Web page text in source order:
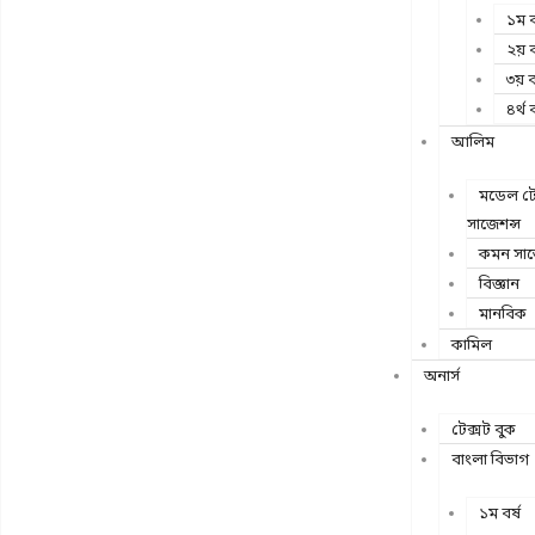
১ম
২য়
৩য়
৪র্থ
আলিম
মডেল
সাজেশন্স
কমন
বিজ্ঞান
মানবিক
কামিল
অনার্স
টেক্সট বুক
বাংলা বিভাগ
১ম বর্ষ